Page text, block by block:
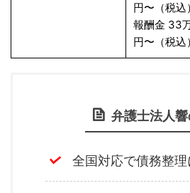
円〜（税込）
報酬金 33
円〜（税込）
弁護士法人
全国対応で債務整